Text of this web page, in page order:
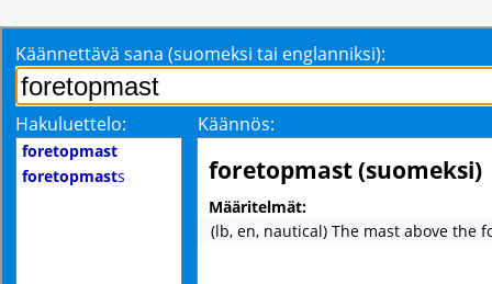
Käännettävä sana (suomeksi tai englanniksi):
Hakuluettelo: Käännös:
foretopmast
foretopmasts foretopmast (suomeksi)
Määritelmät:
(lb, en, nautical) The mast above the